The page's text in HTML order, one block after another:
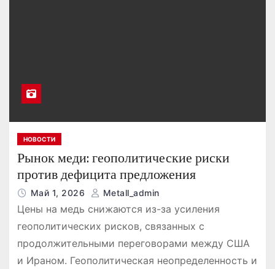
НОВОСТИ
Рынок меди: геополитические риски
против дефицита предложения
Май 1, 2026 Metall_admin
Цены на медь снижаются из-за усиления
геополитических рисков, связанных с
продолжительными переговорами между США
и Ираном. Геополитическая неопределенность и